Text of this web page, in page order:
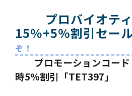
プロバイオテ
15％+5%割引セー
ぞ！
プロモーションコード
時5%割引「TET397」